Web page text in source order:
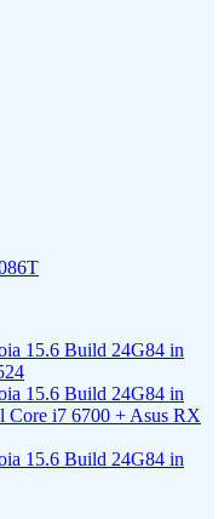
15.6 Build 24G84 in
15.6 Build 24G84 in
i7 6700 + Asus RX
15.6 Build 24G84 in